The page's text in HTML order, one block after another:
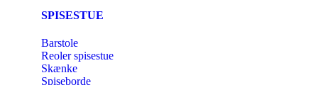
SPISESTUE
Barstole
Reoler spisestue
Skænke
Spiseborde